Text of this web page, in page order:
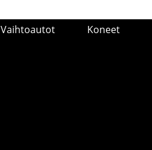
Vaihtoautot Koneet